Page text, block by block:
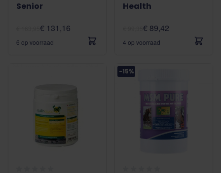
Senior
€ 131,16
6 op voorraad
Health
€ 89,42
4 op voorraad
-15%